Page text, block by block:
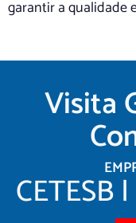
garantir a qualidade
Visita
CETESB